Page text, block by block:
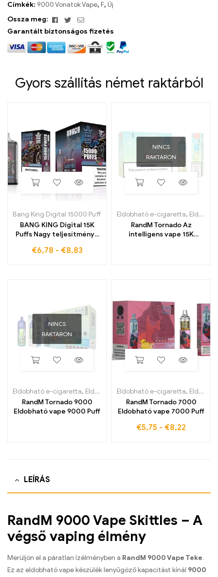
Címkék: 9000 Vonatok Vape, F, Új
Ossza meg:
Facebook
TwitterEmail
Garantált biztonságos fizetés
Gyors szállítás német raktárból
Bang King Digital 15000 Puff
BANG KING Digital 15K
Puffs Nagy teljesítményű
intenzív ízzel
€6,78 - €8,83
NINCS
RAKTÁRON
Eldobható e-cigaretta, Eldobható e-cigaretta Belgiumban
RandM Tornado Az
intelligens vape 15K
NINCS
RAKTÁRON
Eldobható e-cigaretta, Eldobható e-cigaretta Belgiumban ,
RandM Tornado 9000
Eldobható vape 9000 Puff
Eldobható e-cigaretta, Eldobható e-cigaretta Belgiumban
RandM Tornado 7000
Eldobható vape 7000 Puff
€5,75 - €8,22
LEÍRÁS
RandM 9000 Vape Skittles – A
végső vaping élmény
Merüljön el a páratlan ízélményben a RandM 9000 Vape Teke.
Ez az eldobható vape készülék lenyűgöző kapacitást kínál 9000